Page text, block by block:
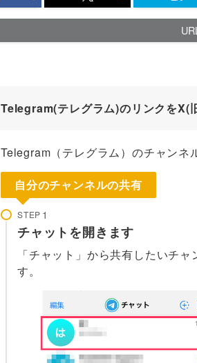
Telegram(テレグラム)のリンクをX(
Telegram（テレグラム）のチャンネ
自分のチャンネルの共有
STEP
チャットを開きます
「チャット」から共有したいチ
す。